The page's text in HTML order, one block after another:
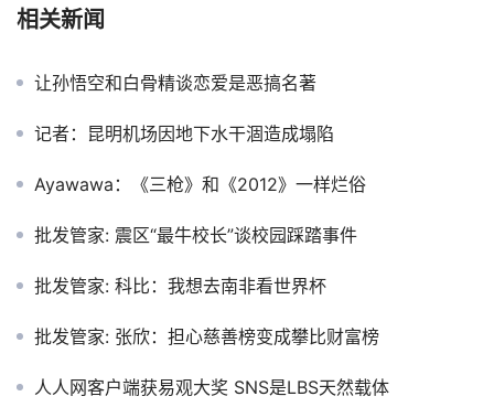
相关新闻
让孙悟空和白骨精谈恋爱是恶搞名著
记者：昆明机场因地下水干涸造成塌陷
Ayawawa：《三枪》和《2012》一样烂俗
批发管家: 震区“最牛校长”谈校园踩踏事件
批发管家: 科比：我想去南非看世界杯
批发管家: 张欣：担心慈善榜变成攀比财富榜
人人网客户端获易观大奖 SNS是LBS天然载体